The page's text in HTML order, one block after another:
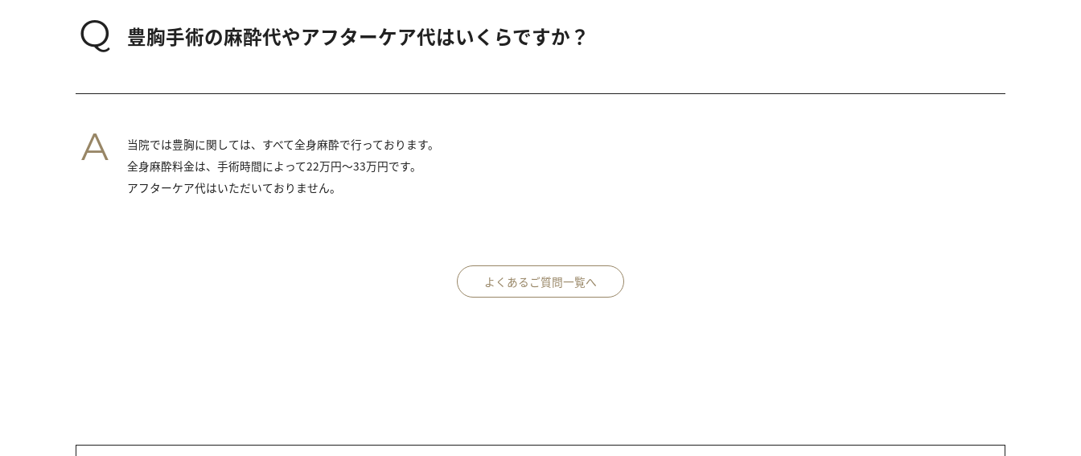
Q 豊胸手術の麻酔代やアフターケア代はいくらですか？
A
当院では豊胸に関しては、すべて全身麻酔で行っております。
全身麻酔料金は、手術時間によって22万円～33万円です。
アフターケア代はいただいておりません。
よくあるご質問一覧へ